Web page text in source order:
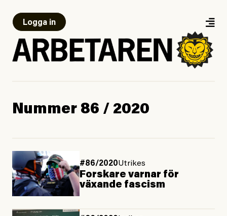
Logga in
Nummer 86 / 2020
#86/2020Utrikes
Forskare varnar för
växande fascism